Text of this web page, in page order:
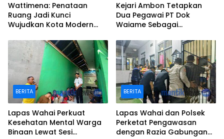
Wattimena: Penataan
Ruang Jadi Kunci
Wujudkan Kota Modern
Kejari Ambon Tetapkan
Dua Pegawai PT Dok
Waiame Sebagai
BERITA
Lapas Wahai Perkuat
Kesehatan Mental Warga
Binaan Lewat Sesi
BERITA
Lapas Wahai dan Polsek
Perketat Pengawasan
dengan Razia Gabungan